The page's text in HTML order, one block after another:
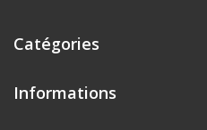
Catégories
Informations